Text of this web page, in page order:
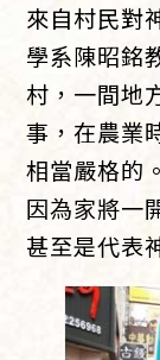
來自村民對
學系陳昭銘
村，一間地
事，在農業
相當嚴格的
因為家將一
甚至是代表